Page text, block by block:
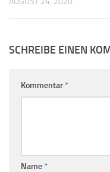
SCHREIBE EINEN
Kommentar*
Name*